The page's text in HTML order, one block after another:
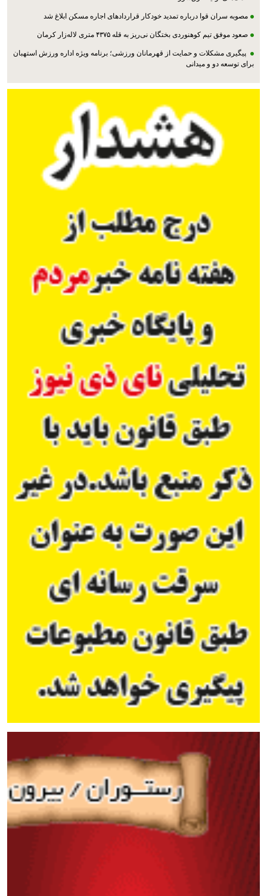
مصوبه سران قوا درباره تمدید خودکار قراردادهای اجاره مسکن ابلاغ شد
صعود موفق تیم کوهنوردی بختگان نی‌ریز به قله ۴۳۷۵ متری لاله‌زار کرمان
پیگیری مشکلات و حمایت از قهرمانان ورزشی؛ برنامه ویژه اداره ورزش استهبان
برای توسعه دو و میدانی